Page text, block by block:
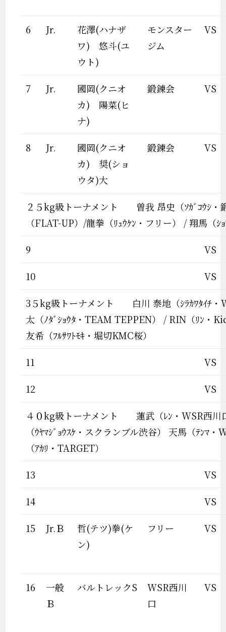
6 Jr.
花澤(ハナザ
ワ) 悠斗(ユ
ウト)
モンスター
ジム
VS
7 Jr.
國岡(クニオ
カ) 陽菜(ヒ
ナ)
鍛錬会 VS
8 Jr.
國岡(クニオ
カ) 奨(ショ
ウタ)大
鍛錬会 VS
２５kg級トーナメント 曽我 昂史（ｿｶﾞｺｳｼ・
（FLAT-UP）/龍拳（ﾘｭｳｹﾝ・フリー） / 翔馬（
9 VS
10 VS
3５kg級トーナメント 白川 泰地（ｼﾗｶﾜﾀｲﾁ
太（ﾉﾀﾞｼｮｳﾀ・TEAM TEPPEN） / RIN（ﾘﾝ
友希（ﾌﾙｻﾜﾄﾓｷ・堀切KMC桜）
11 VS
12 VS
４０kg級トーナメント 蓮武（ﾚﾝ・WSR西
（ｳﾔﾏｼﾞｮｳｽｹ・スクランブル渋谷） 天馬（ﾃﾝﾏ
（ｱｶﾘ・TARGET）
13 VS
14 VS
15 Jr.Ｂ
哲(テツ)拳(ケ
ン)
フリー VS
16
一般
Ｂ
バルトレックS
WSR西川
口
VS